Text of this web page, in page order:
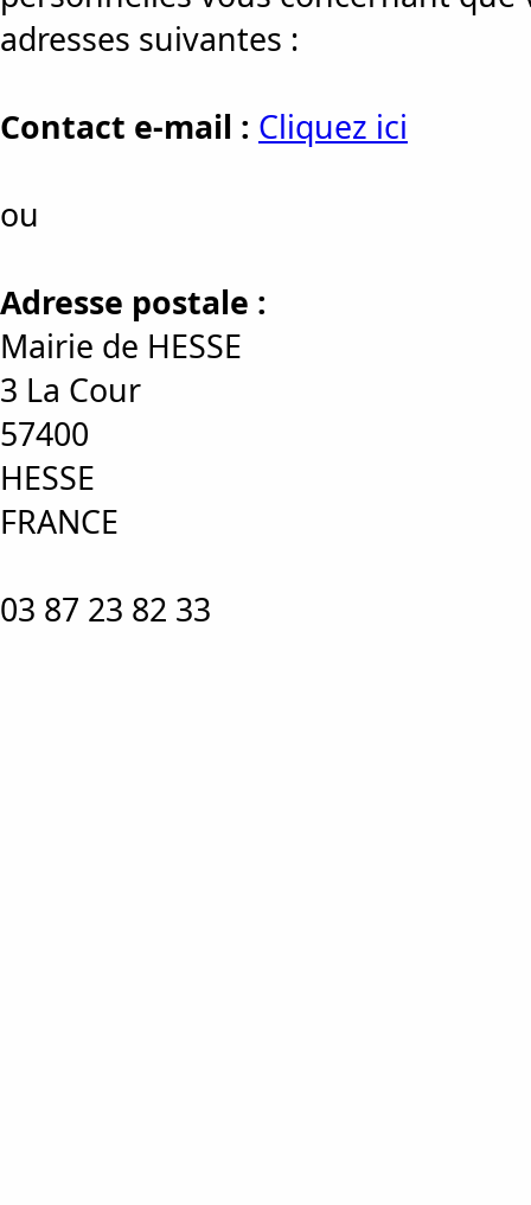
adresses suivantes :
Contact e-mail : Cliquez ici
ou
Adresse postale :
Mairie de HESSE
3 La Cour
57400
HESSE
FRANCE
03 87 23 82 33